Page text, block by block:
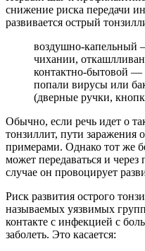
снижение риска передачи
развивается острый
воздушно-капельный
чихании,
контактно-бытовой —
попали вирусы или
(дверные ручки,
Обычно, если речь идет о
тонзиллит, пути заражения
примерами. Однако тот же
может передаваться и
случае он провоцирует
Риск развития острого
называемых уязвимых
контакте с инфекцией с
заболеть. Это касается: